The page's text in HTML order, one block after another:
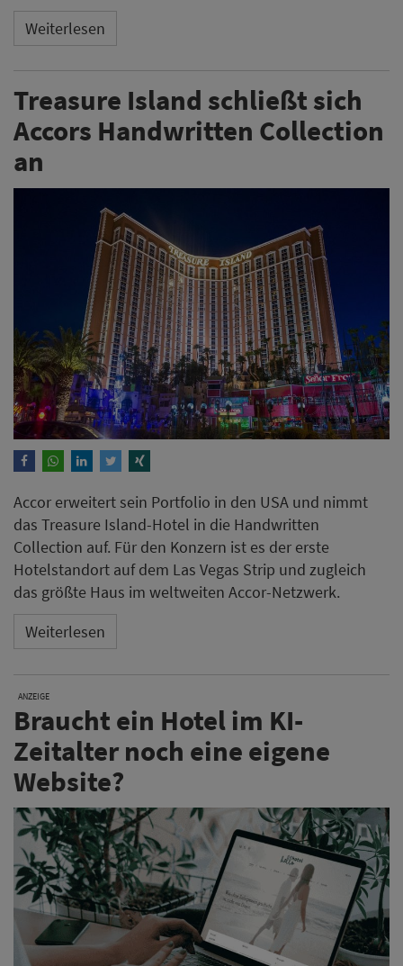
Weiterlesen
Treasure Island schließt sich
Accors Handwritten Collection
an
Accor erweitert sein Portfolio in den USA und nimmt
das Treasure Island-Hotel in die Handwritten
Collection auf. Für den Konzern ist es der erste
Hotelstandort auf dem Las Vegas Strip und zugleich
das größte Haus im weltweiten Accor-Netzwerk.
Weiterlesen
ANZEIGE
Braucht ein Hotel im KI-
Zeitalter noch eine eigene
Website?